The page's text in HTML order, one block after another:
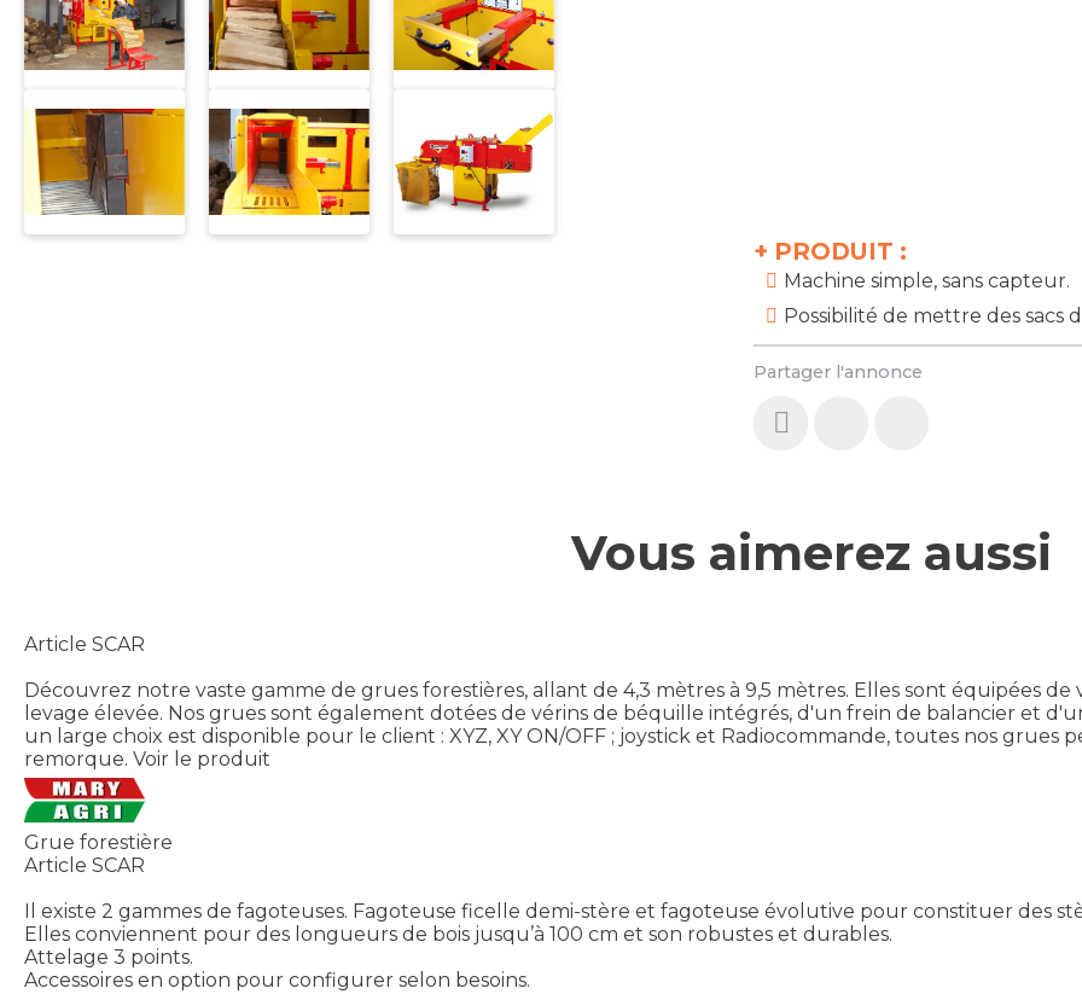
+ PRODUIT :
Machine simple, sans capteur.
Possibilité de mettre des sacs
Partager l'annonce
Vous aimerez aussi
Article SCAR
Découvrez notre vaste gamme de grues forestières, allant de 4,3 mètres à 9,5 mètres. Elles sont équipées
levage élevée. Nos grues sont également dotées de vérins de béquille intégrés, d'un frein de balancier et
un large choix est disponible pour le client : XYZ, XY ON/OFF ; joystick et Radiocommande, toutes nos
remorque. Voir le produit
Grue forestière
Article SCAR
Il existe 2 gammes de fagoteuses. Fagoteuse ficelle demi-stère et fagoteuse évolutive pour constituer des
Elles conviennent pour des longueurs de bois jusqu’à 100 cm et son robustes et durables.
Attelage 3 points.
Accessoires en option pour configurer selon besoins.